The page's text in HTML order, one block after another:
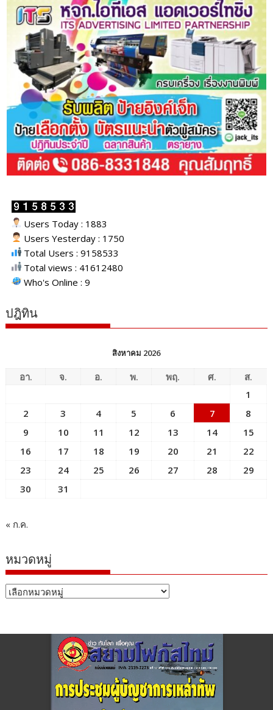
Users Today : 1883
Users Yesterday : 1750
Total Users : 9158533
Total views : 41612480
Who's Online : 9
ปฎิทิน
สิงหาคม 2026
อา. จ. อ. พ. พฤ. ศ.
ส.
1
2
3 4 5 6 7
8
9
10 11 12 13 14
15
16
17 18 19 20 21
22
23
24 25 26 27 28
29
30
31
« ก.ค.
หมวดหมู่
หมวด